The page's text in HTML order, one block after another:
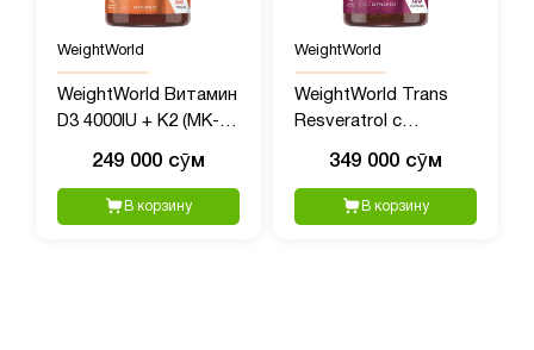
WeightWorld
WeightWorld Витамин
D3 4000IU + K2 (MK-7)
249 000 сӯм
В корзину
WeightWorld
WeightWorld Trans
Resveratrol с
349 000 сӯм
В корзину